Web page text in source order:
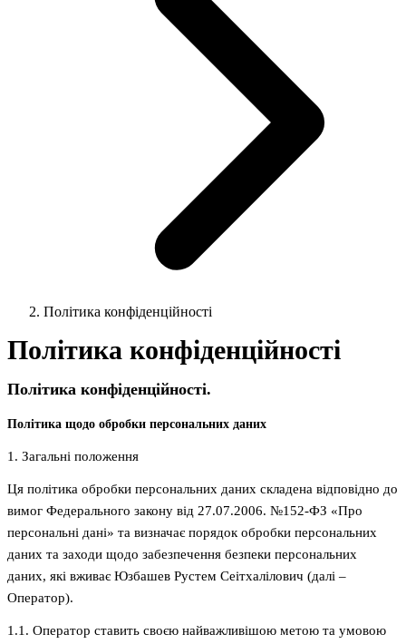
Політика конфіденційності
Політика конфіденційності
Політика конфіденційності.
Політика щодо обробки персональних даних
1. Загальні положення
Ця політика обробки персональних даних складена відповідно до
вимог Федерального закону від 27.07.2006. №152-ФЗ «Про
персональні дані» та визначає порядок обробки персональних
даних та заходи щодо забезпечення безпеки персональних
даних, які вживає Юзбашев Рустем Сеітхалілович (далі –
Оператор).
1.1. Оператор ставить своєю найважливішою метою та умовою